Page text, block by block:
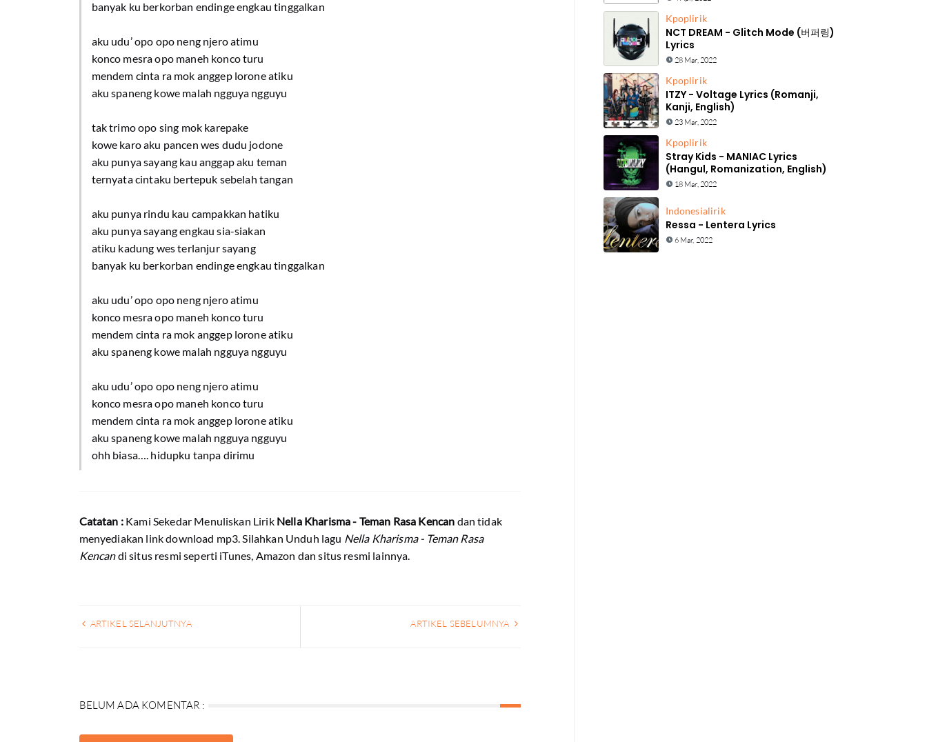
banyak ku berkorban endinge engkau tinggalkan
aku udu’ opo opo neng njero atimu
konco mesra opo maneh konco turu
mendem cinta ra mok anggep lorone atiku
aku spaneng kowe malah ngguya ngguyu
tak trimo opo sing mok karepake
kowe karo aku pancen wes dudu jodone
aku punya sayang kau anggap aku teman
ternyata cintaku bertepuk sebelah tangan
aku punya rindu kau campakkan hatiku
aku punya sayang engkau sia-siakan
atiku kadung wes terlanjur sayang
banyak ku berkorban endinge engkau tinggalkan
aku udu’ opo opo neng njero atimu
konco mesra opo maneh konco turu
mendem cinta ra mok anggep lorone atiku
aku spaneng kowe malah ngguya ngguyu
aku udu’ opo opo neng njero atimu
konco mesra opo maneh konco turu
mendem cinta ra mok anggep lorone atiku
aku spaneng kowe malah ngguya ngguyu
ohh biasa…. hidupku tanpa dirimu
Catatan :Kami Sekedar Menuliskan Lirik Nella Kharisma - Teman Rasa Kencan dan tidak
menyediakan link download mp3. Silahkan Unduh lagu Nella Kharisma - Teman Rasa
Kencandi situs resmi seperti iTunes, Amazon dan situs resmi lainnya.
ARTIKEL SELANJUTNYA ARTIKEL SEBELUMNYA
BELUM ADA KOMENTAR :
Kpoplirik
NCT DREAM - Glitch Mode (버퍼링)
Lyrics
28 Mar, 2022
Kpoplirik
ITZY - Voltage Lyrics (Romanji,
Kanji, English)
23 Mar, 2022
Kpoplirik
Stray Kids - MANIAC Lyrics
(Hangul, Romanization, English)
18 Mar, 2022
Indonesialirik
Ressa - Lentera Lyrics
6 Mar, 2022